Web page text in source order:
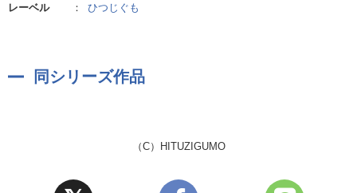
レーベル
： ひつじぐも
同シリーズ作品
（C）HITUZIGUMO